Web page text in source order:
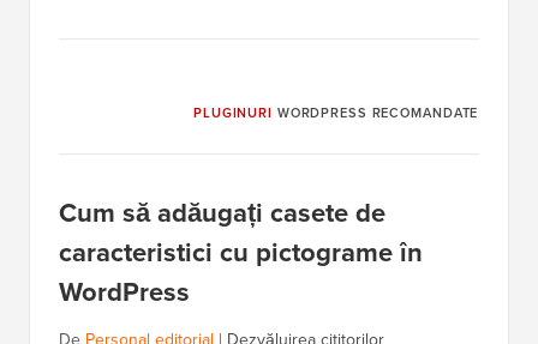
PLUGINURI WORDPRESS RECOMANDATE
Cum să adăugați casete de
caracteristici cu pictograme în
WordPress